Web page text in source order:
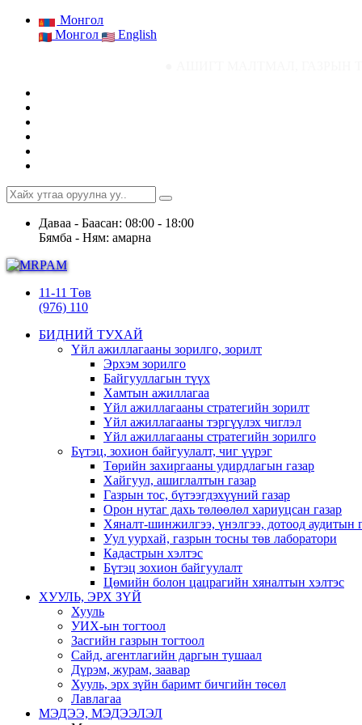
Монгол
Монгол
English
Даваа - Баасан: 08:00 - 18:00
Бямба - Ням: амарна
11-11 Төв
(976) 110
БИДНИЙ ТУХАЙ
Үйл ажиллагааны зорилго, зорилт
Эрхэм зорилго
Байгууллагын түүх
Хамтын ажиллагаа
Үйл ажиллагааны стратегийн зорилт
Үйл ажиллагааны тэргүүлэх чиглэл
Үйл ажиллагааны стратегийн зорилго
Бүтэц, зохион байгуулалт, чиг үүрэг
Төрийн захиргааны удирдлагын газар
Хайгуул, ашиглалтын газар
Газрын тос, бүтээгдэхүүний газар
Орон нутаг дахь төлөөлөл хариуцсан газар
Хяналт-шинжилгээ, үнэлгээ, дотоод аудитын
Уул уурхай, газрын тосны төв лаборатори
Кадастрын хэлтэс
Бүтэц зохион байгуулалт
Цөмийн болон цацрагийн хяналтын хэлтэс
ХУУЛЬ, ЭРХ ЗҮЙ
Хууль
УИХ-ын тогтоол
Засгийн газрын тогтоол
Сайд, агентлагийн даргын тушаал
Дүрэм, журам, заавар
Хууль, эрх зүйн баримт бичгийн төсөл
Лавлагаа
МЭДЭЭ, МЭДЭЭЛЭЛ